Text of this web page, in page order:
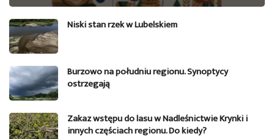
Niski stan rzek w Lubelskiem
Burzowo na południu regionu. Synoptycy
ostrzegają
Zakaz wstępu do lasu w Nadleśnictwie Krynki i
innych częściach regionu. Do kiedy?